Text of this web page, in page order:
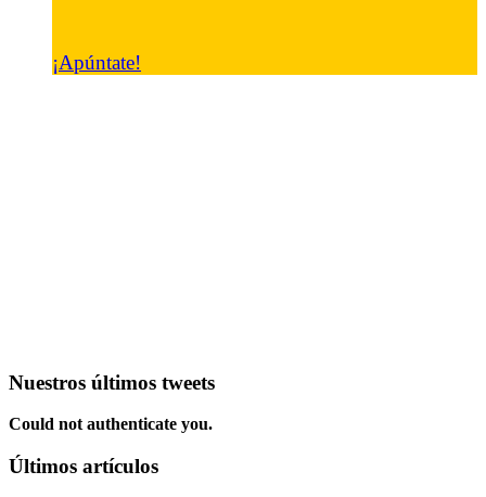
¡Apúntate!
Nuestros últimos tweets
Could not authenticate you.
Últimos artículos